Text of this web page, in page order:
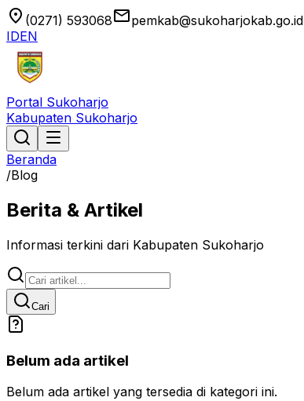
location_on (0271) 593068emailpemkab@sukoharjokab.go.id
IDEN
Portal Sukoharjo
Kabupaten Sukoharjo
Beranda
/Blog
Berita & Artikel
Informasi terkini dari Kabupaten Sukoharjo
Cari
Belum ada artikel
Belum ada artikel yang tersedia di kategori ini.